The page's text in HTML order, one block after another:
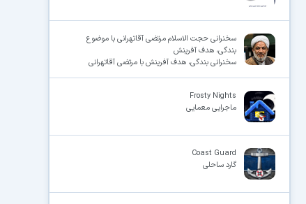
سخنرانی حجت الاسلام مرتضی آقاتهرانی با موضوع
بندگی، هدف آفرینش
سخنرانی بندگی، هدف آفرینش با مرتضی آقاتهرانی
Frosty Nights
ماجرایی معمایی
Coast Guard
گارد ساحلی